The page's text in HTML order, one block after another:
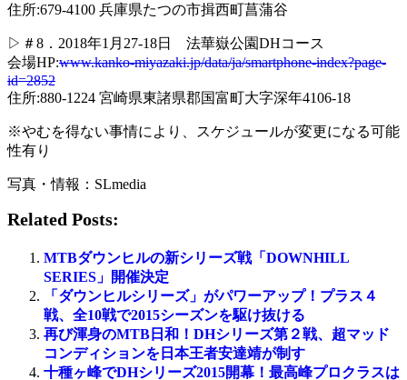
住所:679-4100 兵庫県たつの市揖西町菖蒲谷
▷＃8．2018年1月27-18日 法華嶽公園DHコース
会場HP:www.kanko-miyazaki.jp/data/ja/smartphone-index?page-
id=2852
住所:880-1224 宮崎県東諸県郡国富町大字深年4106-18
※やむを得ない事情により、スケジュールが変更になる可能
性有り
写真・情報：SLmedia
Related Posts:
MTBダウンヒルの新シリーズ戦「DOWNHILL
SERIES」開催決定
「ダウンヒルシリーズ」がパワーアップ！プラス４
戦、全10戦で2015シーズンを駆け抜ける
再び渾身のMTB日和！DHシリーズ第２戦、超マッド
コンディションを日本王者安達靖が制す
十種ヶ峰でDHシリーズ2015開幕！最高峰プロクラスは